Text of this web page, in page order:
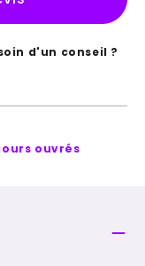
d'un conseil ?
ouvrés